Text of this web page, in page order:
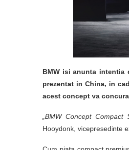
BMW isi anunta intentia
prezentat in China, in
acest concept va
„BMW Concept
Hooydonk, vicepresedinte